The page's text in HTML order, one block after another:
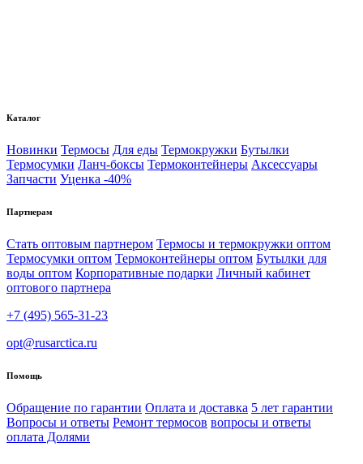
Каталог
Новинки Термосы Для еды Термокружки Бутылки
Термосумки Ланч-боксы Термоконтейнеры Аксессуары
Запчасти Уценка -40%
Партнерам
Стать оптовым партнером Термосы и термокружки оптом
Термосумки оптом Термоконтейнеры оптом Бутылки для
воды оптом Корпоративные подарки Личный кабинет
оптового партнера
+7 (495) 565-31-23
opt@rusarctica.ru
Помощь
Обращение по гарантии Оплата и доставка 5 лет гарантии
Вопросы и ответы Ремонт термосов вопросы и ответы
оплата Долями